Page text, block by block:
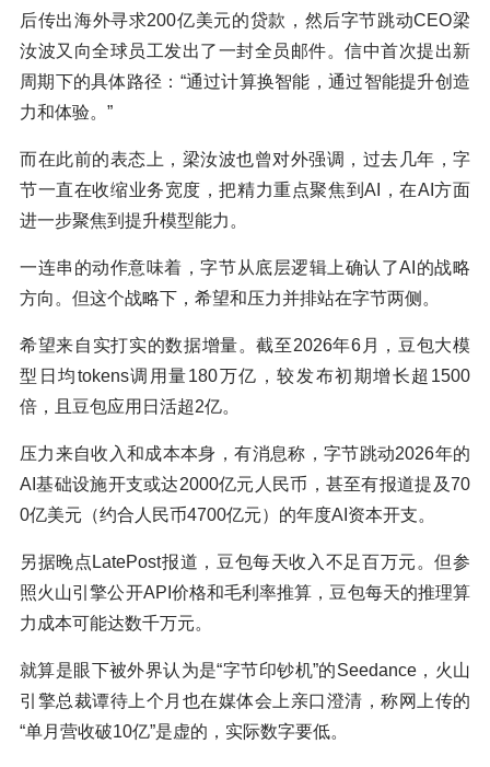
后传出海外寻求200亿美元的贷款，然后字节跳动CEO梁
汝波又向全球员工发出了一封全员邮件。信中首次提出新
周期下的具体路径：“通过计算换智能，通过智能提升创造
力和体验。”
而在此前的表态上，梁汝波也曾对外强调，过去几年，字
节一直在收缩业务宽度，把精力重点聚焦到AI，在AI方面
进一步聚焦到提升模型能力。
一连串的动作意味着，字节从底层逻辑上确认了AI的战略
方向。但这个战略下，希望和压力并排站在字节两侧。
希望来自实打实的数据增量。截至2026年6月，豆包大模
型日均tokens调用量180万亿，较发布初期增长超1500
倍，且豆包应用日活超2亿。
压力来自收入和成本本身，有消息称，字节跳动2026年的
AI基础设施开支或达2000亿元人民币，甚至有报道提及70
0亿美元（约合人民币4700亿元）的年度AI资本开支。
另据晚点LatePost报道，豆包每天收入不足百万元。但参
照火山引擎公开API价格和毛利率推算，豆包每天的推理算
力成本可能达数千万元。
就算是眼下被外界认为是“字节印钞机”的Seedance，火山
引擎总裁谭待上个月也在媒体会上亲口澄清，称网上传的
“单月营收破10亿”是虚的，实际数字要低。